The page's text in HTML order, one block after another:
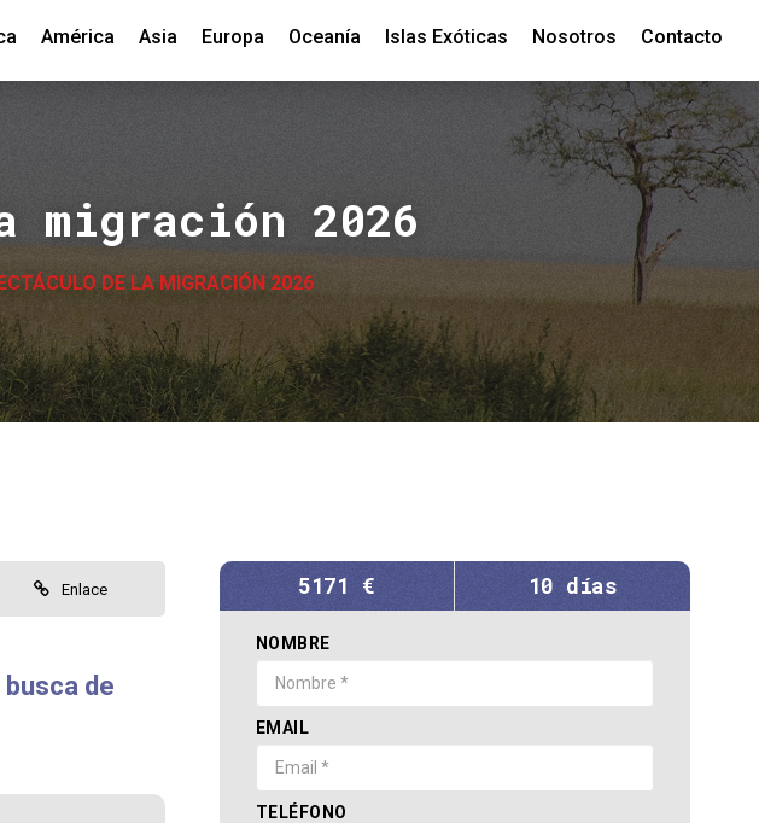
América Asia Europa Oceanía Islas Exóticas Nosotros Contacto
2026
DE LA MIGRACIÓN 2026
Enlace
de
5171 € 10 días
NOMBRE
EMAIL
TELÉFONO